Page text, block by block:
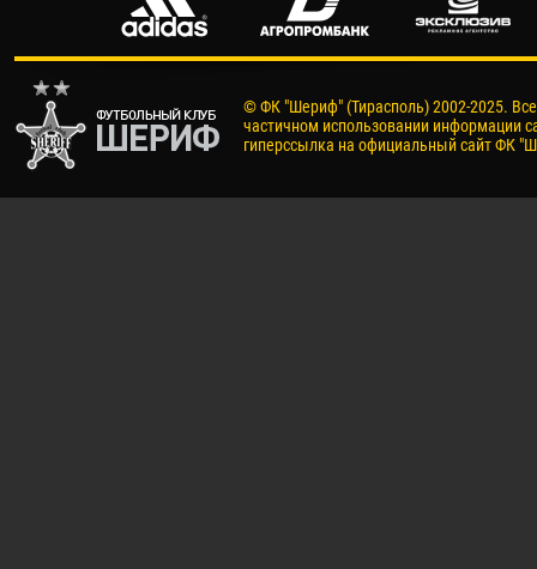
© ФК "Шериф" (Тирасполь) 2002-2025.
частичном использовании информации
гиперссылка на официальный сайт ФК